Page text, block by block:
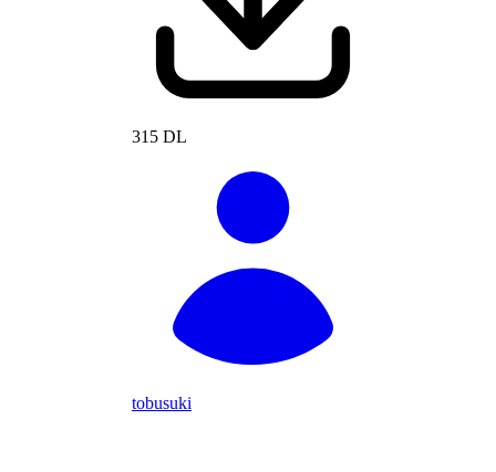
315 DL
tobusuki